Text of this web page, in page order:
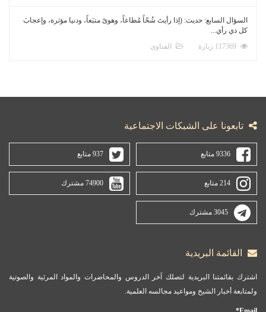
السؤال السابع: حديث: (إذا رأيتَ شُحّاً مُطاعاً، وهوىً متبَعاً، ودنيا مؤثرة، وإعجابَ
كل ذي رأي...
الفتاوى
تابعونا على الشبكات الاجتماعية
9336 متابع 937 متابع
214 متابع 74900 مشترك
3045 مشترك
القائمة البريدية
اشترك بقائمتنا البريدية لتصلك آخر الدروس والمحاضرات والمواد المرئية والصوتية
ولمتابعة أخبار الشيخ ومواعيد مجالسه العلمية.